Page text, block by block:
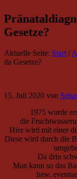
Gesetze?
Aktuelle Seite: Start /
da Gesetze?
15. Juli 2020 von
1975 wurde
die
Hier wird mit einer
Diese wird durch die
Da drin
Man kann so das
bzw.